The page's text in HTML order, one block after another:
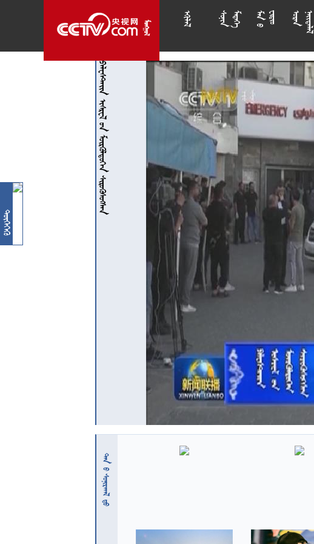
 








    









 

    
 